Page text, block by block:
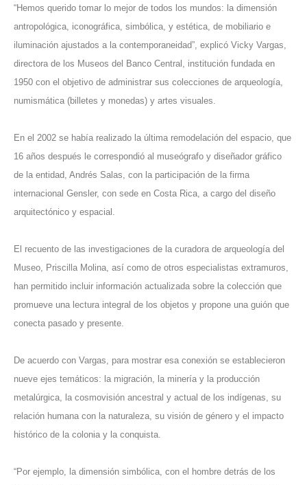
“Hemos querido tomar lo mejor de todos los mundos: la dimensión
antropológica, iconográfica, simbólica, y estética, de mobiliario e
iluminación ajustados a la contemporaneidad”, explicó Vicky Vargas,
directora de los Museos del Banco Central, institución fundada en
1950 con el objetivo de administrar sus colecciones de arqueología,
numismática (billetes y monedas) y artes visuales.
En el 2002 se había realizado la última remodelación del espacio, que
16 años después le correspondió al museógrafo y diseñador gráfico
de la entidad, Andrés Salas, con la participación de la firma
internacional Gensler, con sede en Costa Rica, a cargo del diseño
arquitectónico y espacial.
El recuento de las investigaciones de la curadora de arqueología del
Museo, Priscilla Molina, así como de otros especialistas extramuros,
han permitido incluir información actualizada sobre la colección que
promueve una lectura integral de los objetos y propone una guión que
conecta pasado y presente.
De acuerdo con Vargas, para mostrar esa conexión se establecieron
nueve ejes temáticos: la migración, la minería y la producción
metalúrgica, la cosmovisión ancestral y actual de los indígenas, su
relación humana con la naturaleza, su visión de género y el impacto
histórico de la colonia y la conquista.
“Por ejemplo, la dimensión simbólica, con el hombre detrás de los